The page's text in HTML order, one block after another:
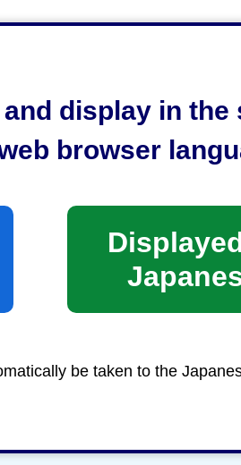
display in the
browser
be taken to the